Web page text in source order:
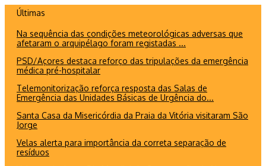
conteúdo
Últimas
Na sequência das condições meteorológicas adversas que
afetaram o arquipélago foram registadas ...
PSD/Açores destaca reforço das tripulações da emergência
médica pré-hospitalar
Telemonitorização reforça resposta das Salas de
Emergência das Unidades Básicas de Urgência do...
Santa Casa da Misericórdia da Praia da Vitória visitaram São
Jorge
Velas alerta para importância da correta separação de
resíduos